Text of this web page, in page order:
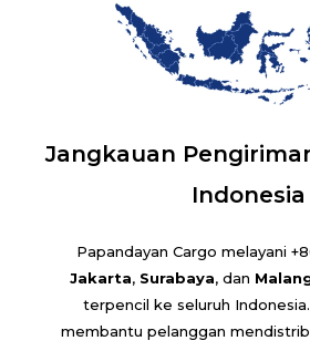
Jangkauan
Indonesia
Papandayan Cargo melayani
Jakarta, Surabaya, dan
terpencil ke seluruh
membantu pelanggan